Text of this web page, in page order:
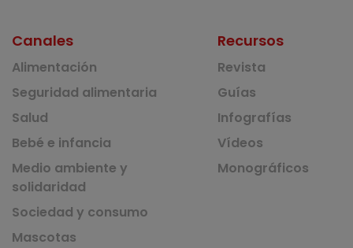
Canales
Alimentación
Seguridad alimentaria
Salud
Bebé e infancia
Medio ambiente y
solidaridad
Sociedad y consumo
Mascotas
Recursos
Revista
Guías
Infografías
Vídeos
Monográficos